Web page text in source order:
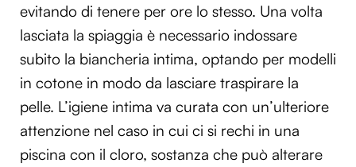
evitando di tenere per ore lo stesso. Una volta
lasciata la spiaggia è necessario indossare
subito la biancheria intima, optando per modelli
in cotone in modo da lasciare traspirare la
pelle. L’igiene intima va curata con un’ulteriore
attenzione nel caso in cui ci si rechi in una
piscina con il cloro, sostanza che può alterare